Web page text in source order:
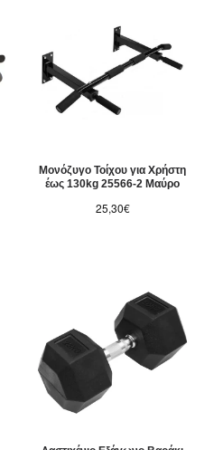
Μονόζυγο Τοίχου για Χρήστη
έως 130kg 25566-2 Μαύρο
25,30€